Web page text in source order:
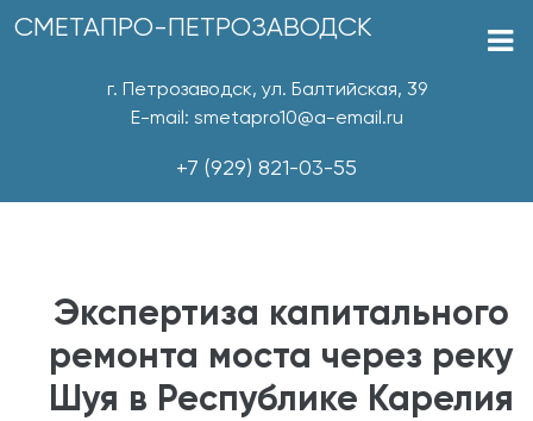
СМЕТАПРО-ПЕТРОЗАВОДСК
г. Петрозаводск, ул. Балтийская, 39
E-mail: smetapro10@a-email.ru
+7 (929) 821-03-55
Экспертиза капитального
ремонта моста через реку
Шуя в Республике Карелия